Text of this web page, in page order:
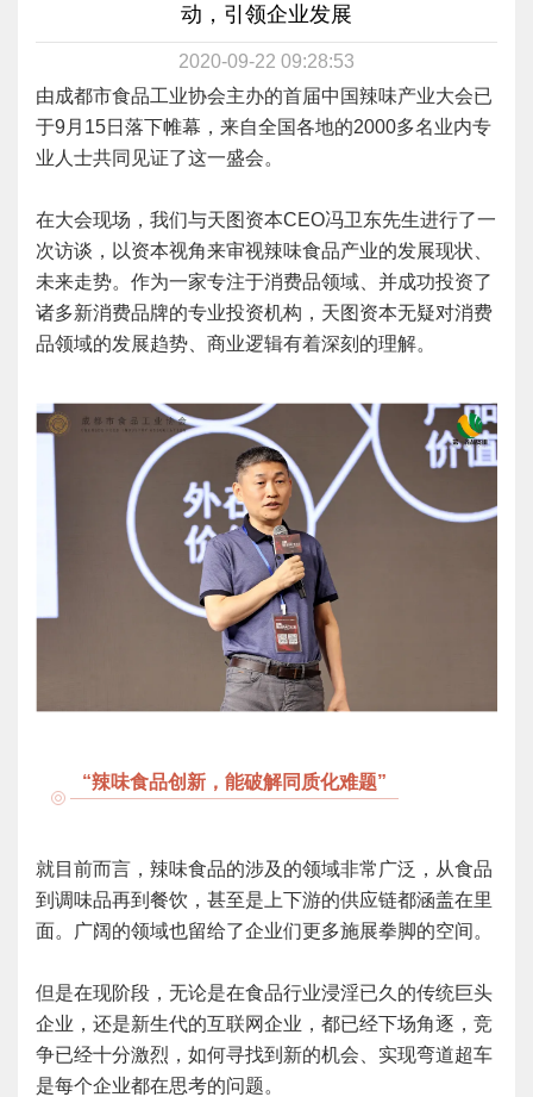
动，引领企业发展
2020-09-22 09:28:53
由成都市食品工业协会主办的首届中国辣味产业大会已
于9月15日落下帷幕，来自全国各地的2000多名业内专
业人士共同见证了这一盛会。
在大会现场，我们与天图资本CEO冯卫东先生进行了一
次访谈，以资本视角来审视辣味食品产业的发展现状、
未来走势。作为一家专注于消费品领域、并成功投资了
诸多新消费品牌的专业投资机构，天图资本无疑对消费
品领域的发展趋势、商业逻辑有着深刻的理解。
“辣味食品创新，能破解同质化难题”
就目前而言，辣味食品的涉及的领域非常广泛，从食品
到调味品再到餐饮，甚至是上下游的供应链都涵盖在里
面。广阔的领域也留给了企业们更多施展拳脚的空间。
但是在现阶段，无论是在食品行业浸淫已久的传统巨头
企业，还是新生代的互联网企业，都已经下场角逐，竞
争已经十分激烈，如何寻找到新的机会、实现弯道超车
是每个企业都在思考的问题。